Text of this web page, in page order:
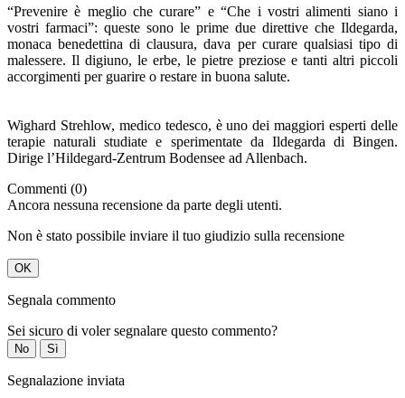
“Prevenire è meglio che curare” e “Che i vostri alimenti siano i
vostri farmaci”: queste sono le prime due direttive che Ildegarda,
monaca benedettina di clausura, dava per curare qualsiasi tipo di
malessere. Il digiuno, le erbe, le pietre preziose e tanti altri piccoli
accorgimenti per guarire o restare in buona salute.
Wighard Strehlow, medico tedesco, è uno dei maggiori esperti delle
terapie naturali studiate e sperimentate da Ildegarda di Bingen.
Dirige l’Hildegard-Zentrum Bodensee ad Allenbach.
Commenti (0)
Ancora nessuna recensione da parte degli utenti.
Non è stato possibile inviare il tuo giudizio sulla recensione
OK
Segnala commento
Sei sicuro di voler segnalare questo commento?
No Sì
Segnalazione inviata